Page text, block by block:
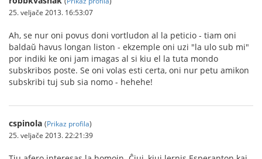
25. veljače 2013. 16:53:07
Ah, se nur oni povus doni vortludon al la peticio - tiam oni
baldaŭ havus longan liston - ekzemple oni uzi "la ulo sub mi"
por indiki ke oni jam imagas al si kiu el la tuta mondo
subskribos poste. Se oni volas esti certa, oni nur petu amikon
subskribi tuj sub sia nomo - hehehe!
cspinola (Prikaz profila)
25. veljače 2013. 22:21:39